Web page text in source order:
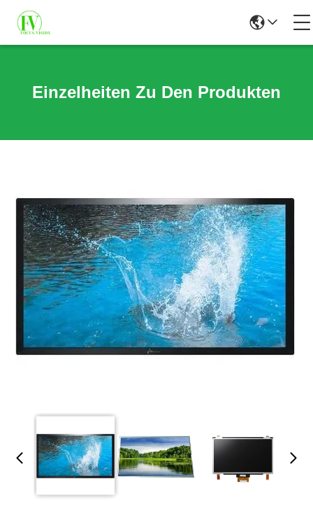
Einzelheiten Zu Den Produkten